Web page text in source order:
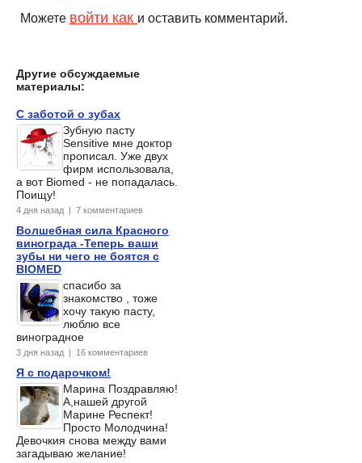
Можете войти как и оставить комментарий.
Другие обсуждаемые
материалы:
С заботой о зубах
Зубную пасту
Sensitive мне доктор
прописал. Уже двух
фирм использовала,
а вот Biomed - не попадалась.
Поищу!
4 дня назад | 7 комментариев
Волшебная сила Красного
винограда -Теперь ваши
зубы ни чего не боятся с
BIOMED
спасибо за
знакомство , тоже
хочу такую пасту,
люблю все
виноградное
3 дня назад | 16 комментариев
Я с подарочком!
Марина Поздравляю!
А,нашей другой
Марине Респект!
Просто Молодчина!
Девочкия снова между вами
загадываю желание!